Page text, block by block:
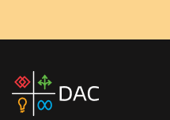
DAC
home